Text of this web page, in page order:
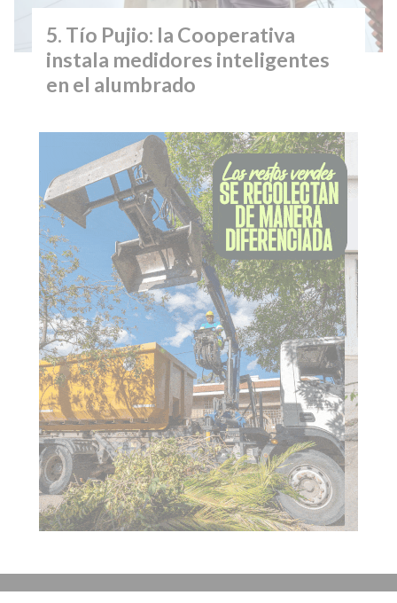
Tío Pujio: la Cooperativa
instala medidores inteligentes
en el alumbrado